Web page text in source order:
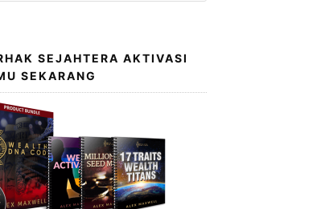
SEJAHTERA AKTIVASI
SEKARANG